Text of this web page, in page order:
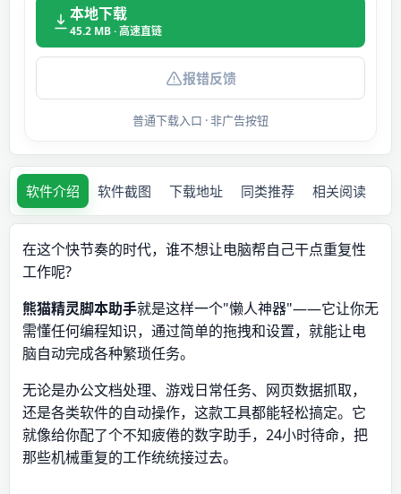
本地下载
45.2 MB · 高速直链
报错反馈
普通下载入口 · 非广告按钮
软件介绍 软件截图 下载地址 同类推荐 相关阅读
在这个快节奏的时代，谁不想让电脑帮自己干点重复性
工作呢?
熊猫精灵脚本助手就是这样一个"懒人神器"——它让你无
需懂任何编程知识，通过简单的拖拽和设置，就能让电
脑自动完成各种繁琐任务。
无论是办公文档处理、游戏日常任务、网页数据抓取，
还是各类软件的自动操作，这款工具都能轻松搞定。它
就像给你配了个不知疲倦的数字助手，24小时待命，把
那些机械重复的工作统统接过去。